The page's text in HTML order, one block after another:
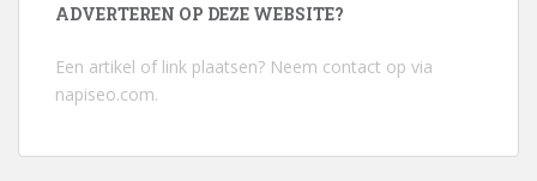
ADVERTEREN OP DEZE WEBSITE?
Een artikel of link plaatsen? Neem contact op via
napiseo.com.